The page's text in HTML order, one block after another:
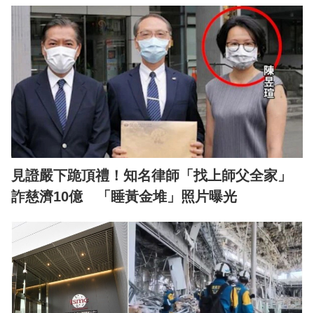
見證嚴下跪頂禮！知名律師「找上師父全家」
詐慈濟10億 「睡黃金堆」照片曝光